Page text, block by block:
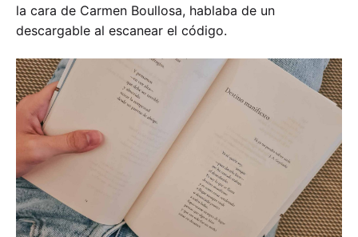
la cara de Carmen Boullosa, hablaba de un
descargable al escanear el código.